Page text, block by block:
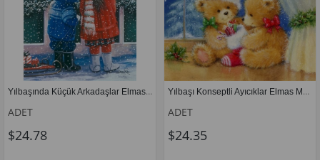
Yılbaşında Küçük Arkadaşlar Elmas Mozaik Tablo 42x57 cm
ADET
$24.78
Yılbaşı Konseptli Ayıcıklar Elmas Mozaik Tablo  41x41 cm
ADET
$24.35